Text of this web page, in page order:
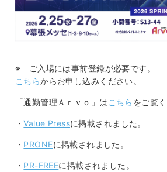
※ ご入場には事前登録が必要です。
こちらからお申し込みください。
「通勤管理Ａｒｖｏ」は こちら をご覧く
・Value Pressに掲載されました。
・ PRONEに掲載されました。
・ PR-FREEに掲載されました。